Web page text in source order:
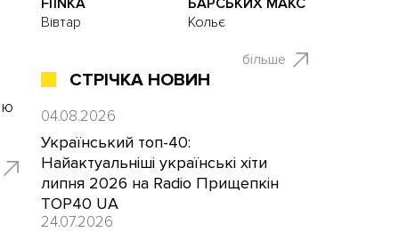
FIЇNKA
Вівтар
БАРСЬКИХ МАКС
Кольє
більше
СТРІЧКА НОВИН
04.08.2026
Український топ-40:
Найактуальніші українські хіти
липня 2026 на Radio Прищепкін
TOP40 UA
24.07.2026